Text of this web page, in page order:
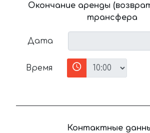
Окончание аренды
трансфера
Дата
Время
Контактные